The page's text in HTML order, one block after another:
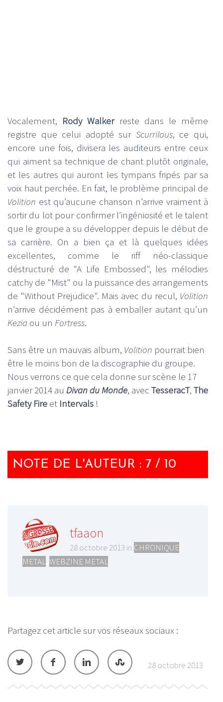
Vocalement, Rody Walkerreste dans le même
registre que celui adopté sur Scurrilous, ce qui,
encore une fois, divisera les auditeurs entre ceux
qui aiment sa technique de chant plutôt originale,
et les autres qui auront les tympans fripés par sa
voix haut perchée. En fait, le problème principal de
Volition est qu’aucune chanson n’arrive vraiment à
sortir du lot pour confirmer l’ingéniosité et le talent
que le groupe a su développer depuis le début de
sa carrière. On a bien ça et là quelques idées
excellentes, comme le riff néo-classique
déstructuré de "A Life Embossed", les mélodies
catchy de "Mist" ou la puissance des arrangements
de "Without Prejudice". Mais avec du recul, Volition
n’arrive décidément pas à emballer autant qu’un
Kezia ou un Fortress.
Sans être un mauvais album, Volition pourrait bien
être le moins bon de la discographie du groupe.
Nous verrons ce que cela donne sur scène le 17
janvier 2014 au Divan du Monde, avec TesseracT, The
Safety Fire et Intervals !
NOTE DE L'AUTEUR : 7 / 10
tfaaon
28 octobre 2013 in CHRONIQUE
METAL WEBZINE METAL
Partagez cet article sur vos réseaux sociaux :
28 octobre 2013